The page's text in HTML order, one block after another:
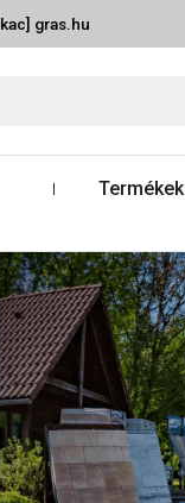
gras.hu
Termékek